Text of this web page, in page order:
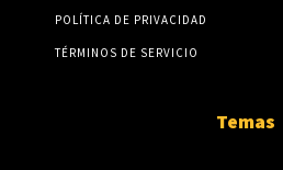
POLÍTICA DE PRIVACIDAD
TÉRMINOS DE SERVICIO
Temas